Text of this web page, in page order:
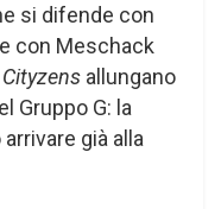
si difende con
con Meschack
Cityzens allungano
Gruppo G: la
già alla